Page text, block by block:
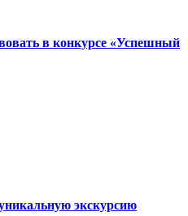
в конкурсе «Успешный
экскурсию